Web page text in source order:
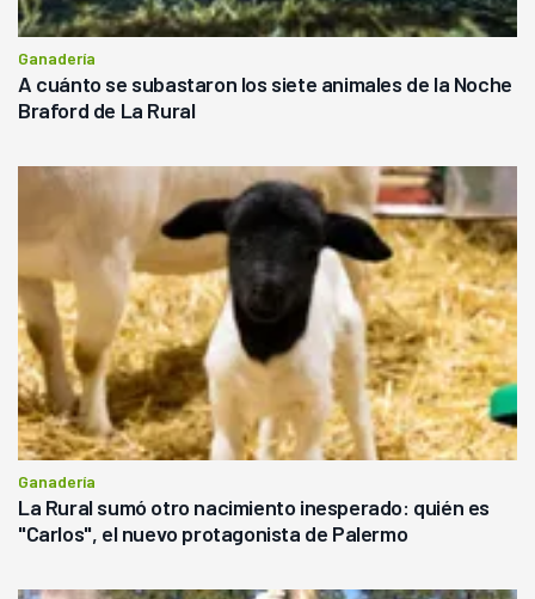
Ganadería
A cuánto se subastaron los siete animales de la Noche
Braford de La Rural
Ganadería
La Rural sumó otro nacimiento inesperado: quién es
"Carlos", el nuevo protagonista de Palermo